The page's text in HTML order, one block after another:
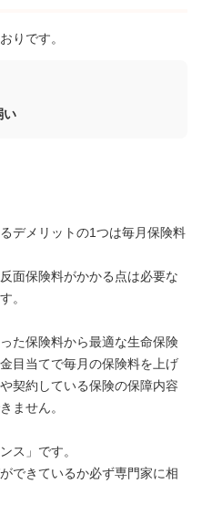
りです。
い
デメリットの1つは毎月保険料
面保険料がかかる点は必要な
。
た保険料から最適な生命保険
目当てで毎月の保険料を上げ
契約している保険の保障内容
ません。
ス」です。
できているか必ず専門家に相